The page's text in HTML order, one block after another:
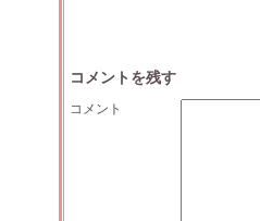
コメントを残す
コメント